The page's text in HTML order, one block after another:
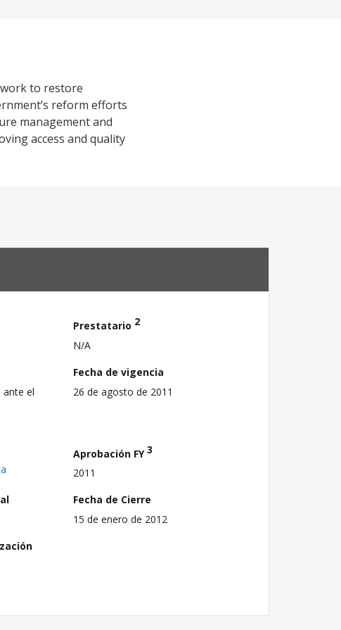
to restore
reform efforts
management and
access and quality
Prestatario 2
N/A
ante el
Fecha de vigencia
26 de agosto de 2011
Aprobación FY3
2011
Fecha de Cierre
15 de enero de 2012